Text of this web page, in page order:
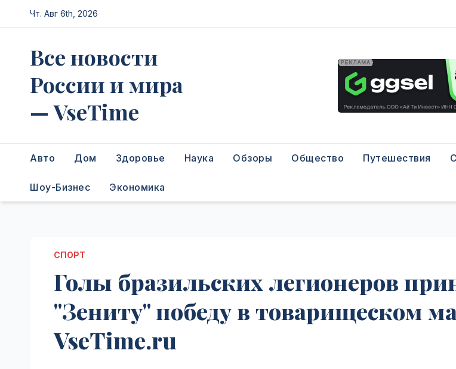
Перейти
к
Чт. Авг 6th, 2026
Все новости
России и мира
— VseTime
Авто Дом Здоровье Наука Обзоры Общество Путешествия
Шоу-Бизнес Экономика
СПОРТ
Голы бразильских легионеров
"Зениту" победу в товарищеском
VseTime.ru